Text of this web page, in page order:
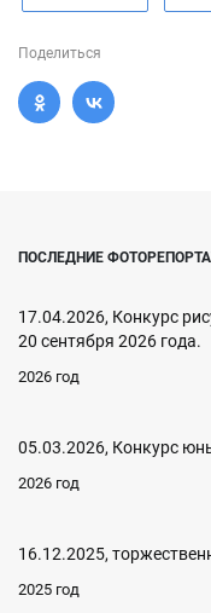
Поделиться
ПОСЛЕДНИЕ
17.04.2026, Конкурс
20 сентября 2026 года.
2026 год
05.03.2026, Конкурс
2026 год
16.12.2025,
2025 год